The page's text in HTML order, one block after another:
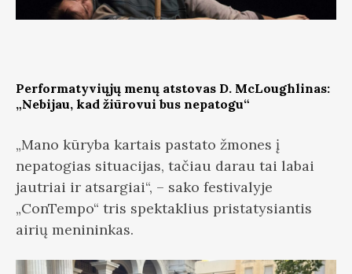
Performatyviųjų menų atstovas D. McLoughlinas:
„Nebijau, kad žiūrovui bus nepatogu“
„Mano kūryba kartais pastato žmones į
nepatogias situacijas, tačiau darau tai labai
jautriai ir atsargiai“, – sako festivalyje
„ConTempo“ tris spektaklius pristatysiantis
airių menininkas.